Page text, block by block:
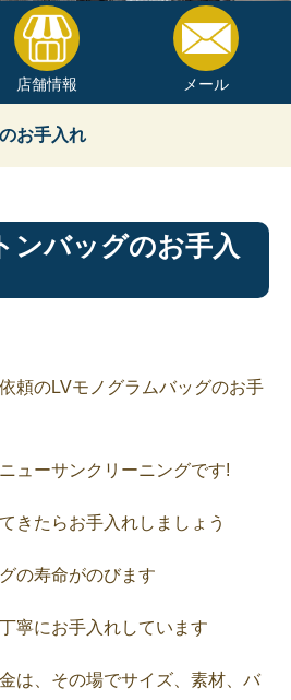
店舗情報 メール
お手入れ
ンバッグのお手入
頼のLVモノグラムバッグのお手
ューサンクリーニングです!
きたらお手入れしましょう
の寿命がのびます
寧にお手入れしています
は、その場でサイズ、素材、バ